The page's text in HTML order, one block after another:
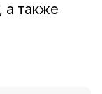
а также